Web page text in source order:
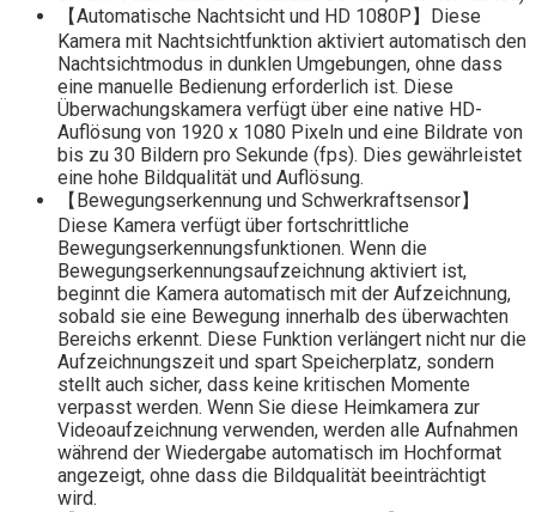
【Automatische Nachtsicht und HD 1080P】Diese
Kamera mit Nachtsichtfunktion aktiviert automatisch den
Nachtsichtmodus in dunklen Umgebungen, ohne dass
eine manuelle Bedienung erforderlich ist. Diese
Überwachungskamera verfügt über eine native HD-
Auflösung von 1920 x 1080 Pixeln und eine Bildrate von
bis zu 30 Bildern pro Sekunde (fps). Dies gewährleistet
eine hohe Bildqualität und Auflösung.
【Bewegungserkennung und Schwerkraftsensor】
Diese Kamera verfügt über fortschrittliche
Bewegungserkennungsfunktionen. Wenn die
Bewegungserkennungsaufzeichnung aktiviert ist,
beginnt die Kamera automatisch mit der Aufzeichnung,
sobald sie eine Bewegung innerhalb des überwachten
Bereichs erkennt. Diese Funktion verlängert nicht nur die
Aufzeichnungszeit und spart Speicherplatz, sondern
stellt auch sicher, dass keine kritischen Momente
verpasst werden. Wenn Sie diese Heimkamera zur
Videoaufzeichnung verwenden, werden alle Aufnahmen
während der Wiedergabe automatisch im Hochformat
angezeigt, ohne dass die Bildqualität beeinträchtigt
wird.